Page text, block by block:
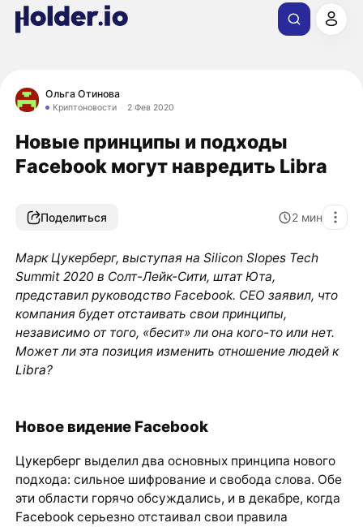
Ольга Отинова
Криптоновости 2 Фев 2020
Новые принципы и подходы
Facebook могут навредить Libra
Поделиться 2 мин
Марк Цукерберг, выступая на Silicon Slopes Tech
Summit 2020 в Солт-Лейк-Сити, штат Юта,
представил руководство Facebook. CEO заявил, что
компания будет отстаивать свои принципы,
независимо от того, «бесит» ли она кого-то или нет.
Может ли эта позиция изменить отношение людей к
Libra?
Новое видение Facebook
Цукербергвыделил два основных принципа нового
подхода: сильное шифрование и свобода слова. Обе
эти области горячо обсуждались, и в декабре, когда
Facebook серьезно отстаивал свои правила